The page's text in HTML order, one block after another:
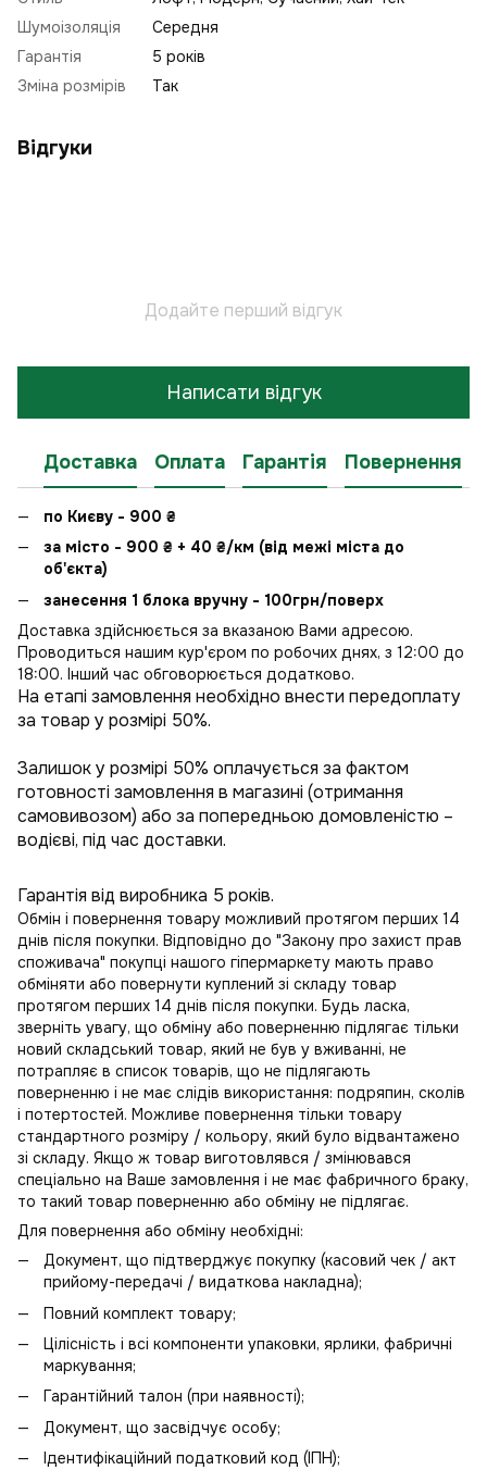
Шумоізоляція
Середня
Гарантія
5 років
Зміна розмірів
Так
Відгуки
Додайте перший відгук
Написати відгук
Доставка Оплата Гарантія Повернення
по Києву - 900 ₴
за місто - 900 ₴ + 40 ₴/км (від межі міста до
об'єкта)
занесення 1 блока вручну - 100грн/поверх
Доставка здійснюється за вказаною Вами адресою.
Проводиться нашим кур'єром по робочих днях, з 12:00 до
18:00. Інший час обговорюється додатково.
На етапі замовлення необхідно внести передоплату
за товар у розмірі 50%.
Залишок у розмірі 50% оплачується за фактом
готовності замовлення в магазині (отримання
самовивозом) або за попередньою домовленістю –
водієві, під час доставки.
Гарантія від виробника 5 років.
Обмін і повернення товару можливий протягом перших 14
днів після покупки. Відповідно до "Закону про захист прав
споживача" покупці нашого гіпермаркету мають право
обміняти або повернути куплений зі складу товар
протягом перших 14 днів після покупки. Будь ласка,
зверніть увагу, що обміну або поверненню підлягає тільки
новий складський товар, який не був у вживанні, не
потрапляє в список товарів, що не підлягають
поверненню і не має слідів використання: подряпин, сколів
і потертостей. Можливе повернення тільки товару
стандартного розміру / кольору, який було відвантажено
зі складу. Якщо ж товар виготовлявся / змінювався
спеціально на Ваше замовлення і не має фабричного браку,
то такий товар поверненню або обміну не підлягає.
Для повернення або обміну необхідні:
Документ, що підтверджує покупку (касовий чек / акт
прийому-передачі / видаткова накладна);
Повний комплект товару;
Цілісність і всі компоненти упаковки, ярлики, фабричні
маркування;
Гарантійний талон (при наявності);
Документ, що засвідчує особу;
Ідентифікаційний податковий код (ІПН);